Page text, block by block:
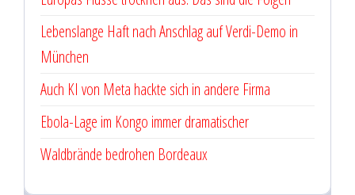
Lebenslange Haft nach Anschlag auf Verdi-Demo in
München
Auch KI von Meta hackte sich in andere Firma
Ebola-Lage im Kongo immer dramatischer
Waldbrände bedrohen Bordeaux